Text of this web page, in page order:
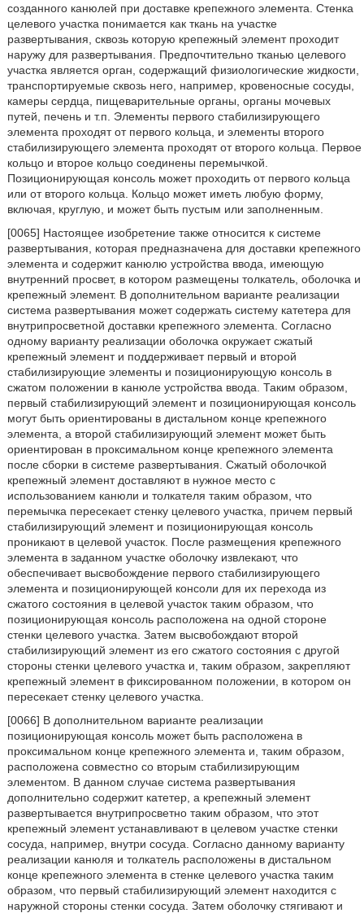
созданного канюлей при доставке крепежного элемента. Стенка
целевого участка понимается как ткань на участке
развертывания, сквозь которую крепежный элемент проходит
наружу для развертывания. Предпочтительно тканью целевого
участка является орган, содержащий физиологические жидкости,
транспортируемые сквозь него, например, кровеносные сосуды,
камеры сердца, пищеварительные органы, органы мочевых
путей, печень и т.п. Элементы первого стабилизирующего
элемента проходят от первого кольца, и элементы второго
стабилизирующего элемента проходят от второго кольца. Первое
кольцо и второе кольцо соединены перемычкой.
Позиционирующая консоль может проходить от первого кольца
или от второго кольца. Кольцо может иметь любую форму,
включая, круглую, и может быть пустым или заполненным.
[0065] Настоящее изобретение также относится к системе
развертывания, которая предназначена для доставки крепежного
элемента и содержит канюлю устройства ввода, имеющую
внутренний просвет, в котором размещены толкатель, оболочка и
крепежный элемент. В дополнительном варианте реализации
система развертывания может содержать систему катетера для
внутрипросветной доставки крепежного элемента. Согласно
одному варианту реализации оболочка окружает сжатый
крепежный элемент и поддерживает первый и второй
стабилизирующие элементы и позиционирующую консоль в
сжатом положении в канюле устройства ввода. Таким образом,
первый стабилизирующий элемент и позиционирующая консоль
могут быть ориентированы в дистальном конце крепежного
элемента, а второй стабилизирующий элемент может быть
ориентирован в проксимальном конце крепежного элемента
после сборки в системе развертывания. Сжатый оболочкой
крепежный элемент доставляют в нужное место с
использованием канюли и толкателя таким образом, что
перемычка пересекает стенку целевого участка, причем первый
стабилизирующий элемент и позиционирующая консоль
проникают в целевой участок. После размещения крепежного
элемента в заданном участке оболочку извлекают, что
обеспечивает высвобождение первого стабилизирующего
элемента и позиционирующей консоли для их перехода из
сжатого состояния в целевой участок таким образом, что
позиционирующая консоль расположена на одной стороне
стенки целевого участка. Затем высвобождают второй
стабилизирующий элемент из его сжатого состояния с другой
стороны стенки целевого участка и, таким образом, закрепляют
крепежный элемент в фиксированном положении, в котором он
пересекает стенку целевого участка.
[0066] В дополнительном варианте реализации
позиционирующая консоль может быть расположена в
проксимальном конце крепежного элемента и, таким образом,
расположена совместно со вторым стабилизирующим
элементом. В данном случае система развертывания
дополнительно содержит катетер, а крепежный элемент
развертывается внутрипросветно таким образом, что этот
крепежный элемент устанавливают в целевом участке стенки
сосуда, например, внутри сосуда. Согласно данному варианту
реализации канюля и толкатель расположены в дистальном
конце крепежного элемента в стенке целевого участка таким
образом, что первый стабилизирующий элемент находится с
наружной стороны стенки сосуда. Затем оболочку стягивают и